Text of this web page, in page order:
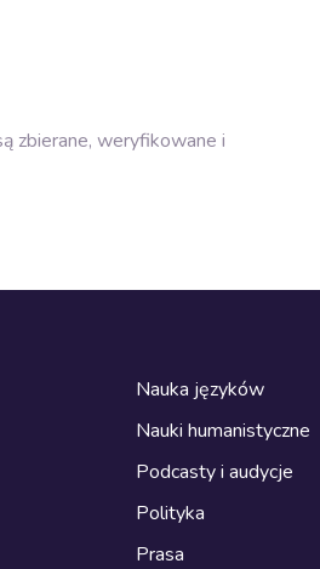
zbierane, weryfikowane i
Nauka języków
Nauki humanistyczne
Podcasty i audycje
Polityka
Prasa